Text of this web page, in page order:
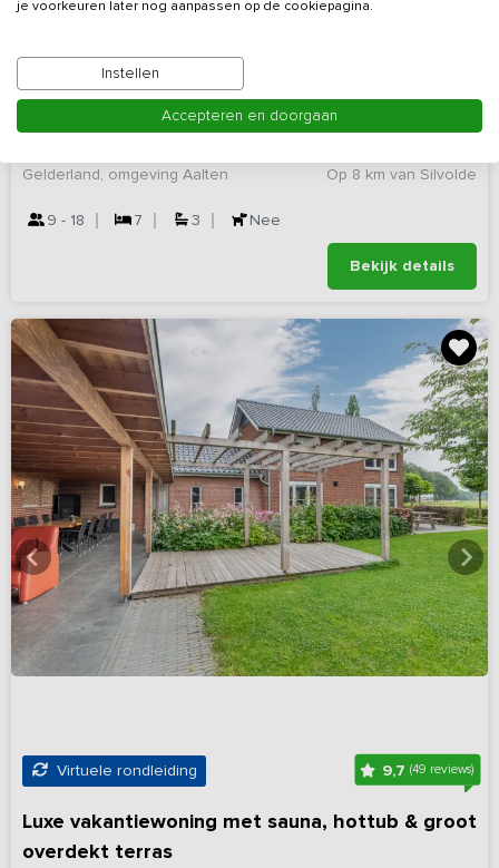
Virtuele rondleiding
Ruime vakantiewoning met hottub, sauna en
Op 8 km van Silvolde
Gelderland, omgeving Aalten
9 - 18 7 3 Nee
Bekijk details
Virtuele rondleiding 9,7(49 reviews)
Luxe vakantiewoning met sauna, hottub & groot
overdekt terras
je voorkeuren later nog aanpassen op de cookiepagina.
Instellen
Accepteren en doorgaan